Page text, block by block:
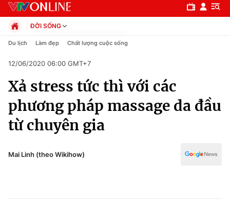
Chuyên mục
Chính trị
Xã hội
Pháp luật
ĐỜI SỐNG
Chính trị
Pháp luật
Kinh tế
Thể thao
Truyền hình
Văn hóa - Giải trí
Công nghệ
Du lịch Làm đẹp Chất lượng cuộc sống
12/06/2020 06:00 GMT+7
Xả stress tức thì với các
phương pháp massage da đầu
từ chuyên gia
Mai Linh (theo Wikihow)